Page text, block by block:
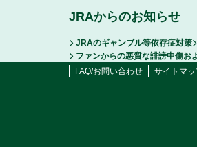
JRAからのお知らせ
JRAのギャンブル等依存症対策
ファンからの悪質な誹謗中傷お
FAQ/お問い合わせ
サイトマ